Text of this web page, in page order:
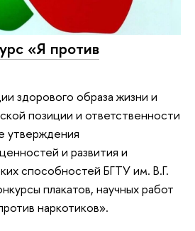
«Я против
здорового образа жизни и
позиции и ответственности
утверждения
и развития и
способностей БГТУ им. В.Г.
плакатов, научных работ
наркотиков».